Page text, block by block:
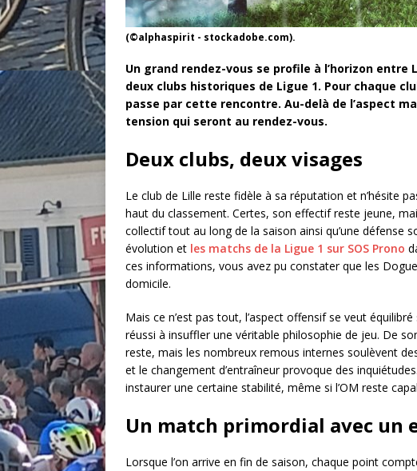
(©alphaspirit - stockadobe.com).
Un grand rendez-vous se profile à l’horizon entre
deux clubs historiques de Ligue 1. Pour chaque
passe par cette rencontre. Au-delà de l’aspect
tension qui seront au rendez-vous.
Deux clubs, deux visages
Le club de Lille reste fidèle à sa réputation et n’hésite
haut du classement. Certes, son effectif reste jeune,
collectif tout au long de la saison ainsi qu’une défense
évolution et les matchs de la Ligue 1 sur SOS Prono
ces informations, vous avez pu constater que les
domicile.
Mais ce n’est pas tout, l’aspect offensif se veut
réussi à insuffler une véritable philosophie de jeu. De
reste, mais les nombreux remous internes soulèvent
et le changement d’entraîneur provoque des
instaurer une certaine stabilité, même si l’OM reste
Un match primordial avec un
Lorsque l’on arrive en fin de saison, chaque point